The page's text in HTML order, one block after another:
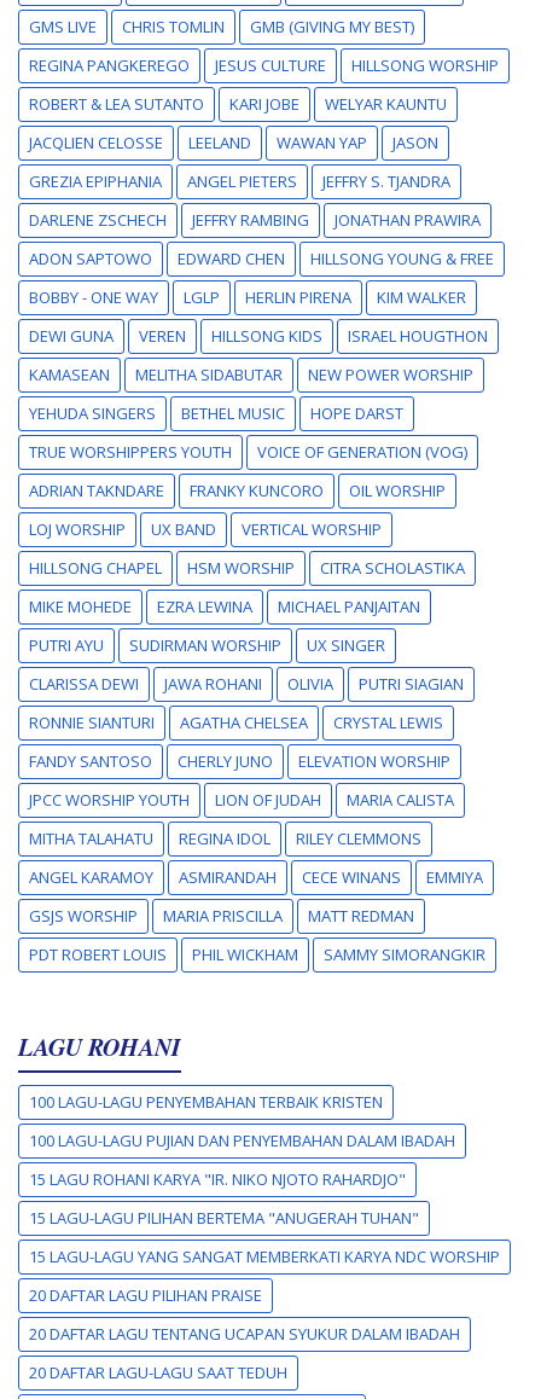
GMS LIVE
CHRIS TOMLIN
GMB (GIVING MY BEST)
REGINA PANGKEREGO
JESUS CULTURE
HILLSONG WORSHIP
ROBERT & LEA SUTANTO
KARI JOBE
WELYAR KAUNTU
JACQLIEN CELOSSE
LEELAND WAWAN YAP
JASON
GREZIA EPIPHANIA
ANGEL PIETERS
JEFFRY S. TJANDRA
DARLENE ZSCHECH
JEFFRY RAMBING
JONATHAN PRAWIRA
ADON SAPTOWO
EDWARD CHEN
HILLSONG YOUNG & FREE
BOBBY - ONE WAY
LGLP HERLIN PIRENA
KIM WALKER
DEWI GUNA
VEREN HILLSONG KIDS
ISRAEL HOUGTHON
KAMASEAN
MELITHA SIDABUTAR
NEW POWER WORSHIP
YEHUDA SINGERS
BETHEL MUSIC
HOPE DARST
TRUE WORSHIPPERS YOUTH
VOICE OF GENERATION (VOG)
ADRIAN TAKNDARE
FRANKY KUNCORO
OIL WORSHIP
LOJ WORSHIP
UX BAND
VERTICAL WORSHIP
HILLSONG CHAPEL
HSM WORSHIP
CITRA SCHOLASTIKA
MIKE MOHEDE
EZRA LEWINA
MICHAEL PANJAITAN
PUTRI AYU
SUDIRMAN WORSHIP
UX SINGER
CLARISSA DEWI
JAWA ROHANI OLIVIA
PUTRI SIAGIAN
RONNIE SIANTURI
AGATHA CHELSEA
CRYSTAL LEWIS
FANDY SANTOSO
CHERLY JUNO
ELEVATION WORSHIP
JPCC WORSHIP YOUTH
LION OF JUDAH
MARIA CALISTA
MITHA TALAHATU
REGINA IDOL
RILEY CLEMMONS
ANGEL KARAMOY
ASMIRANDAH CECE WINANS
EMMIYA
GSJS WORSHIP
MARIA PRISCILLA
MATT REDMAN
PDT ROBERT LOUIS
PHIL WICKHAM SAMMY SIMORANGKIR
LAGU ROHANI
100 LAGU-LAGU PENYEMBAHAN TERBAIK KRISTEN
100 LAGU-LAGU PUJIAN DAN PENYEMBAHAN DALAM IBADAH
15 LAGU ROHANI KARYA "IR. NIKO NJOTO RAHARDJO"
15 LAGU-LAGU PILIHAN BERTEMA "ANUGERAH TUHAN"
15 LAGU-LAGU YANG SANGAT MEMBERKATI KARYA NDC WORSHIP
20 DAFTAR LAGU PILIHAN PRAISE
20 DAFTAR LAGU TENTANG UCAPAN SYUKUR DALAM IBADAH
20 DAFTAR LAGU-LAGU SAAT TEDUH